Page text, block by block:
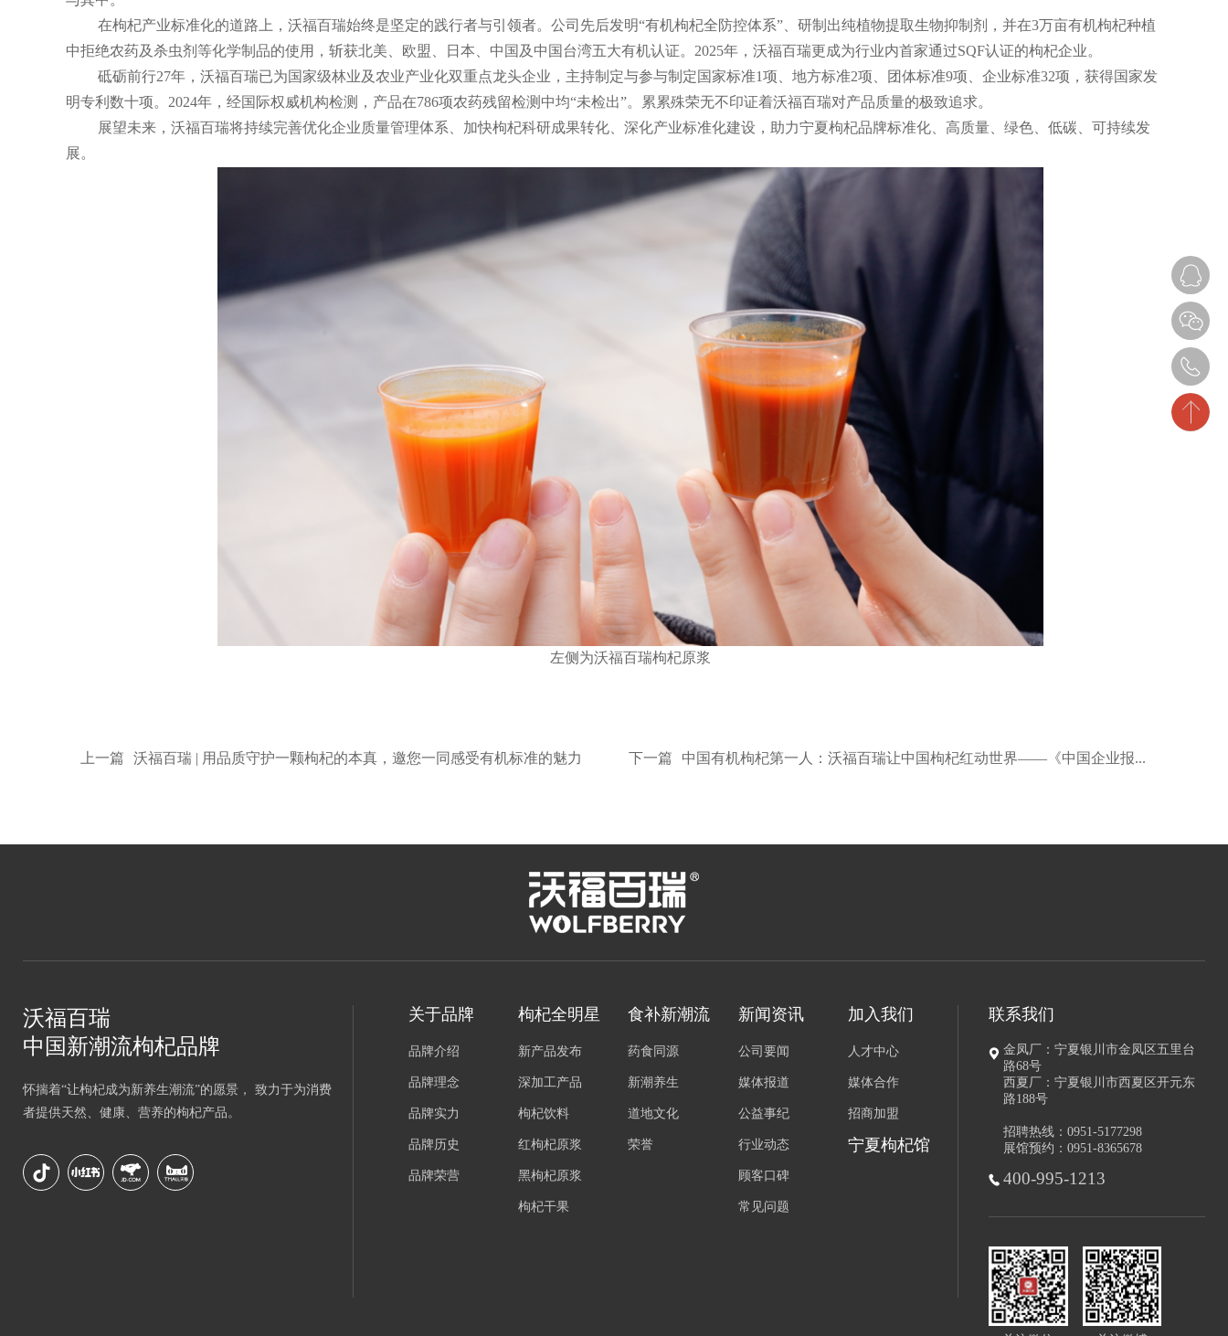
在枸杞产业标准化的道路上，沃福百瑞始终是坚定的践行者与引领者。公司先后发明“有机枸杞全防控体系”、研制出纯植物提取生物抑制剂
，并在3万亩有机枸杞种植
中拒绝农药及杀虫剂等化学制品的使用，斩获北美、欧盟、日本、中国及中国台湾五大有机认证。2025年，沃福百瑞更成为行业内首家通过SQF认证的枸杞企业。
砥砺前行27年，沃福百瑞已为国家级林业及农业产业化双重点龙头企业，主持制定与参与制定国家标准1项、地方标准2项、团体标准9项、企业标准32项，获得国家发
明专利数十项。2024年，经国际权威机构检测，产品在786项农药残留检测中均“未检出”。累累殊荣无不印证着沃福百瑞对产品质量的极致追求。
展望未来，沃福百瑞将持续完善优化企业质量管理体系、加快枸杞科研成果转化、深化产业标准化建设，助力宁夏枸杞品牌标准化、高质量、绿色、低碳、可持续发
展。
左侧为沃福百瑞枸杞原浆
上一篇 沃福百瑞 | 用品质守护一颗枸杞的本真，邀您一同感受有机标准的魅力 下一篇 中国有机枸杞第一人：沃福百瑞让中国枸杞红动世界——《中国企业报》新质生产力调研行走进宁夏
沃福百瑞
中国新潮流枸杞品牌
怀揣着“让枸杞成为新养生潮流”的愿景， 致力于为消费
者提供天然、健康、营养的枸杞产品。
关于品牌
品牌介绍
品牌理念
品牌实力
品牌历史
品牌荣营
枸杞全明星
新产品发布
深加工产品
枸杞饮料
红枸杞原浆
黑枸杞原浆
枸杞干果
食补新潮流
药食同源
新潮养生
道地文化
荣誉
新闻资讯
公司要闻
媒体报道
公益事纪
行业动态
顾客口碑
常见问题
加入我们
人才中心
媒体合作
招商加盟
宁夏枸杞馆
联系我们
金凤厂：宁夏银川市金凤区五里台
路68号
西夏厂：宁夏银川市西夏区开元东
路188号
招聘热线：0951-5177298
展馆预约：0951-8365678
400-995-1213